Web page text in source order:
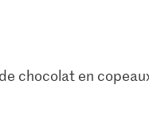
chocolat en